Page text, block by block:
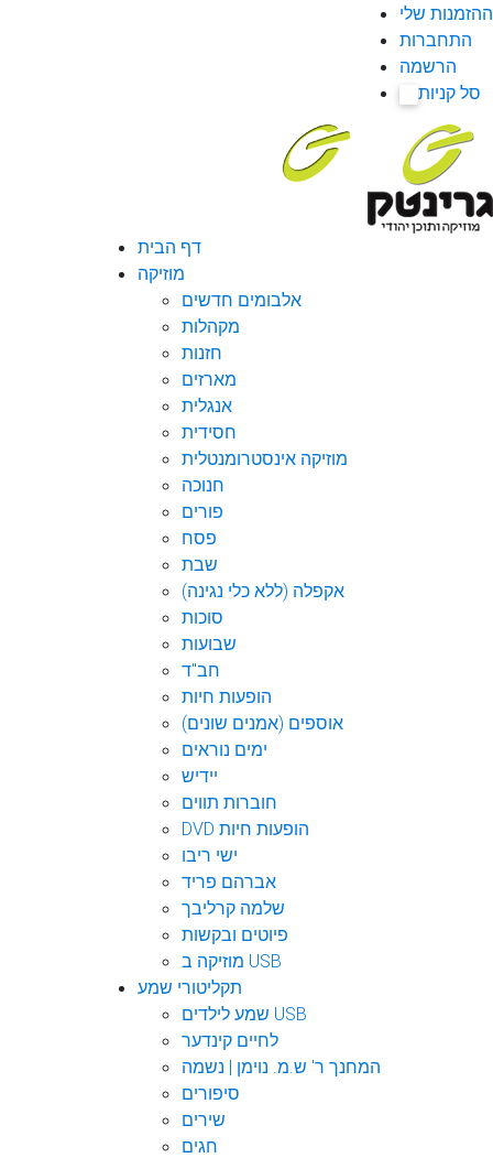
ההזמנות שלי
התחברות
הרשמה
סל קניות
דף הבית
מוזיקה
אלבומים חדשים
מקהלות
חזנות
מארזים
אנגלית
חסידית
מוזיקה אינסטרומנטלית
חנוכה
פורים
פסח
שבת
אקפלה (ללא כלי נגינה)
סוכות
שבועות
חב"ד
הופעות חיות
אוספים (אמנים שונים)
ימים נוראים
יידיש
חוברות תווים
DVD הופעות חיות
ישי ריבו
אברהם פריד
שלמה קרליבך
פיוטים ובקשות
מוזיקה ב USB
תקליטורי שמע
שמע לילדים USB
לחיים קינדער
המחנך ר' ש.מ. נוימן | נשמה
סיפורים
שירים
חגים